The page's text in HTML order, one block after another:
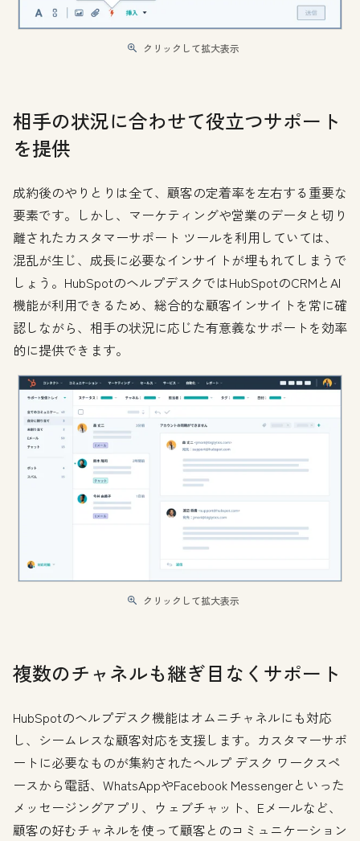
クリックして拡大表示
相手の状況に合わせて役立つサポート
を提供
成約後のやりとりは全て、顧客の定着率を左右する重要な
要素です。しかし、マーケティングや営業のデータと切り
離されたカスタマーサポート ツールを利用していては、
混乱が生じ、成長に必要なインサイトが埋もれてしまうで
しょう。HubSpotのヘルプデスクではHubSpotのCRMとAI
機能が利用できるため、総合的な顧客インサイトを常に確
認しながら、相手の状況に応じた有意義なサポートを効率
的に提供できます。
クリックして拡大表示
複数のチャネルも継ぎ目なくサポート
HubSpotのヘルプデスク機能はオムニチャネルにも対応
し、シームレスな顧客対応を支援します。カスタマーサポ
ートに必要なものが集約されたヘルプ デスク ワークスペ
ースから電話、WhatsAppやFacebook Messengerといった
メッセージングアプリ、ウェブチャット、Eメールなど、
顧客の好むチャネルを使って顧客とのコミュニケーション